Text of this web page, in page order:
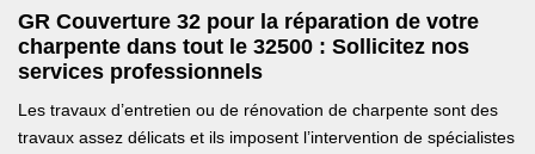
GR Couverture 32 pour la réparation de votre
charpente dans tout le 32500 : Sollicitez nos
services professionnels
Les travaux d’entretien ou de rénovation de charpente sont des
travaux assez délicats et ils imposent l’intervention de spécialistes